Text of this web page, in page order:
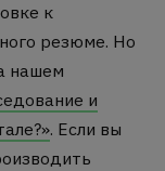
к
резюме. Но
нашем
и
. Если вы